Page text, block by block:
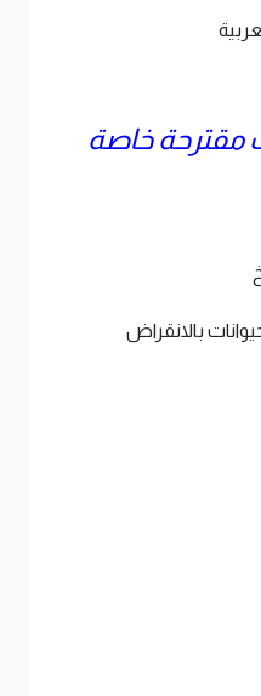
مقترحة خاصة
بالانقراض